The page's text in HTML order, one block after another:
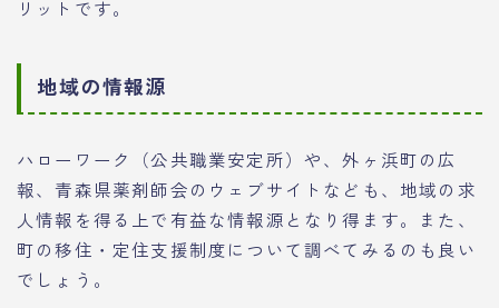
リットです。
地域の情報源
ハローワーク（公共職業安定所）や、外ヶ浜町の広
報、青森県薬剤師会のウェブサイトなども、地域の求
人情報を得る上で有益な情報源となり得ます。また、
町の移住・定住支援制度について調べてみるのも良い
でしょう。